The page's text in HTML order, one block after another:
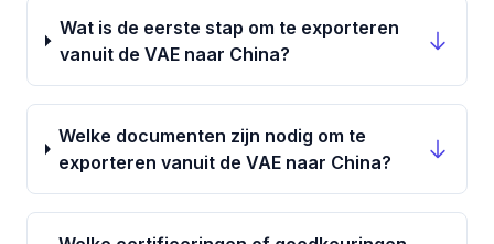
Wat is de eerste stap om te exporteren
vanuit de VAE naar China?
Welke documenten zijn nodig om te
exporteren vanuit de VAE naar China?